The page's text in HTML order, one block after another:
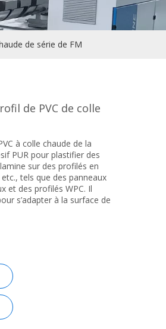
de série de FM
de PVC de colle
à colle chaude de la
PUR pour plastifier des
sur des profilés en
tels que des panneaux
et des profilés WPC. Il
s’adapter à la surface de